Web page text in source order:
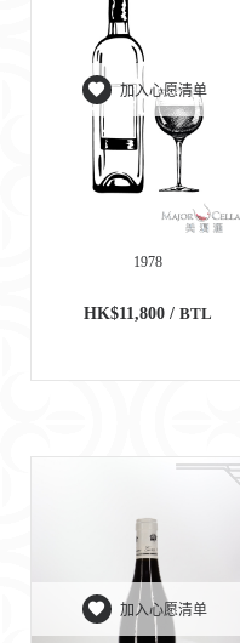
加入心愿清单
1978
HK$11,800 / BTL
加入心愿清单